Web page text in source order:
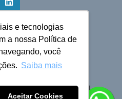
e tecnologias
a nossa Política de
você
Saiba mais
Aceitar Cookies
© 2025 Cruzeiro do Sul